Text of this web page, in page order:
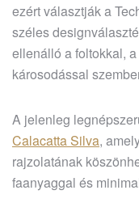
ezért választják a
széles
ellenálló a foltokkal,
károsodással
A jelenleg
Calacatta Silva,
rajzolatának
faanyaggal és